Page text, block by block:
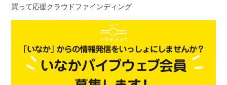
買って応援クラウドファインディング